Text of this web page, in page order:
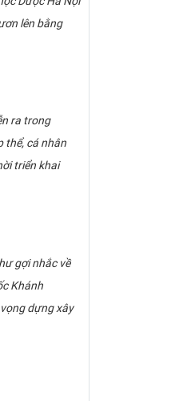
lên bằng
ra trong
thể, cá nhân
triển khai
gợi nhắc về
Khánh
dựng xây